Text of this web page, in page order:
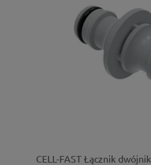
CELL-FAST Łącznik